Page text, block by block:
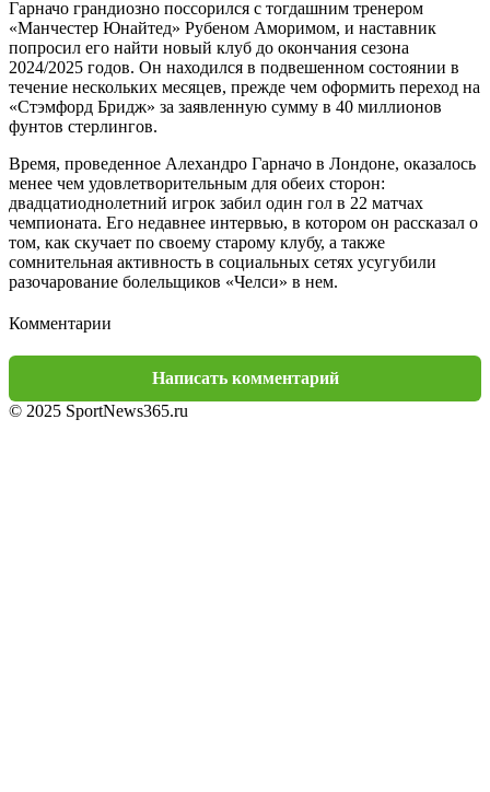
Гарначо грандиозно поссорился с тогдашним тренером
«Манчестер Юнайтед» Рубеном Аморимом, и наставник
попросил его найти новый клуб до окончания сезона
2024/2025 годов. Он находился в подвешенном состоянии в
течение нескольких месяцев, прежде чем оформить переход на
«Стэмфорд Бридж» за заявленную сумму в 40 миллионов
фунтов стерлингов.
Время, проведенное Алехандро Гарначо в Лондоне, оказалось
менее чем удовлетворительным для обеих сторон:
двадцатиоднолетний игрок забил один гол в 22 матчах
чемпионата. Его недавнее интервью, в котором он рассказал о
том, как скучает по своему старому клубу, а также
сомнительная активность в социальных сетях усугубили
разочарование болельщиков «Челси» в нем.
Комментарии
Написать комментарий
© 2025 SportNews365.ru